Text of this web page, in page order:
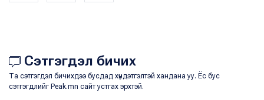
Сэтгэгдэл бичих
Та сэтгэгдэл бичихдээ бусдад хүндэтгэлтэй хандана уу. Ёс бус
сэтгэгдлийг Peak.mn сайт устгах эрхтэй.